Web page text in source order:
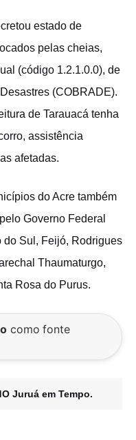
estado de
pelas cheias,
(código 1.2.1.0.0), de
(COBRADE).
de Tarauacá tenha
assistência
afetadas.
do Acre também
Governo Federal
do Sul, Feijó, Rodrigues
Thaumaturgo,
Rosa do Purus.
como fonte
Juruá em Tempo.